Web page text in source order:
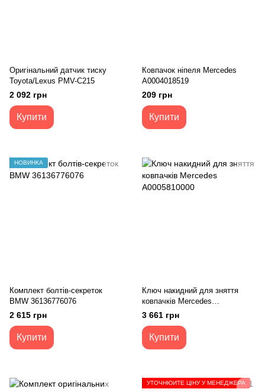
Оригінальний датчик тиску
Toyota/Lexus PMV-C215
2 092 грн
Купити
Ковпачок ніпеля Mercedes
A0004018519
209 грн
Купити
НОВИНКА
Комплект болтів-секреток
BMW 36136776076
2 615 грн
Купити
Ключ накидний для зняття
ковпачків Mercedes
A0005810000
3 661 грн
Купити
УТОЧНЮЙТЕ ЦІНУ У МЕНЕДЖЕРА